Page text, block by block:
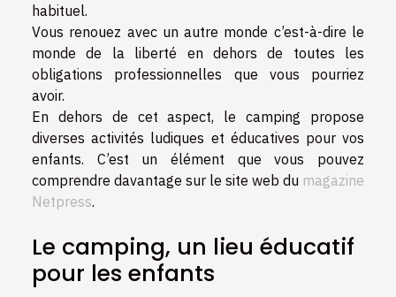
habituel.
Vous renouez avec un autre monde c’est-à-dire le
monde de la liberté en dehors de toutes les
obligations professionnelles que vous pourriez
avoir.
En dehors de cet aspect, le camping propose
diverses activités ludiques et éducatives pour vos
enfants. C’est un élément que vous pouvez
comprendre davantage sur le site web du magazine
Netpress.
Le camping, un lieu éducatif
pour les enfants